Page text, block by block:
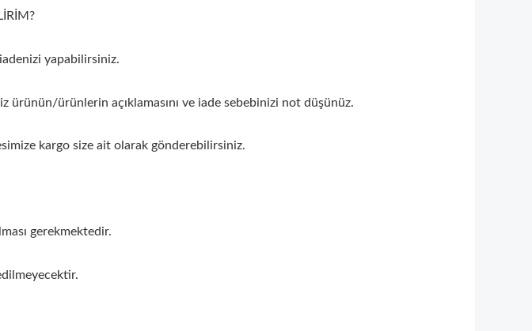
yapabilirsiniz.
ürünün/ürünlerin açıklamasını ve iade sebebinizi not düşünüz.
kargo size ait olarak gönderebilirsiniz.
gerekmektedir.